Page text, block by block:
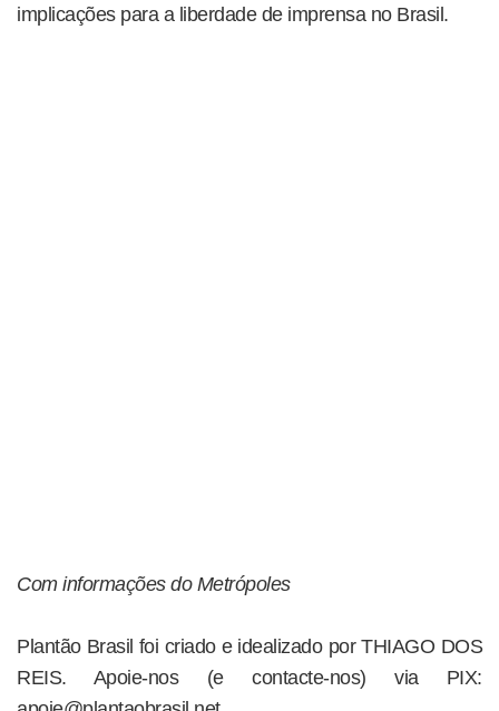
implicações para a liberdade de imprensa no Brasil.
Com informações do Metrópoles
Plantão Brasil foi criado e idealizado por THIAGO DOS
REIS. Apoie-nos (e contacte-nos) via PIX: